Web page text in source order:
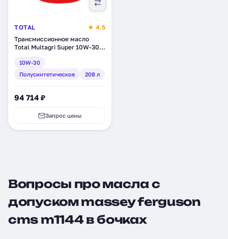
TOTAL
★ 4.5
Трансмиссионное масло
Total Multagri Super 10W-30,
(111811)
10W-30
Полусинтетическое
208 л
94 714 ₽
Запрос цены
Вопросы про масла с
допуском massey ferguson
cms m1144 в бочках